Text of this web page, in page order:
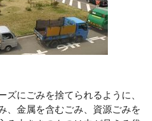
ズにごみを捨てられるように、
、金属を含むごみ、資源ごみを